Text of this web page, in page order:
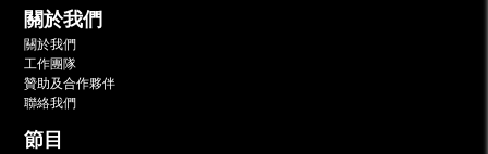
關於我們
關於我們
工作團隊
贊助及合作夥伴
聯絡我們
節目